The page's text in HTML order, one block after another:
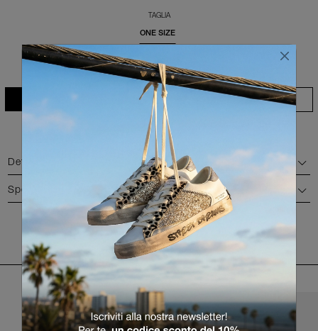
TAGLIA
ONE SIZE
Vedi Guida alle Taglie
AGGIUNGI AL CARRELLO Aggiungi alla Wishlist
Dettagli
Spedizione e reso
RITORNA ALLA LISTA PRODOTTI